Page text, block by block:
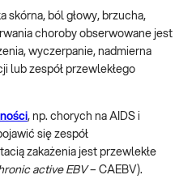
skórna, ból głowy, brzucha,
choroby obserwowane jest
wyczerpanie, nadmierna
lub zespół przewlekłego
, np. chorych na AIDS i
się zespół
zakażenia jest przewlekłe
active EBV– CAEBV).